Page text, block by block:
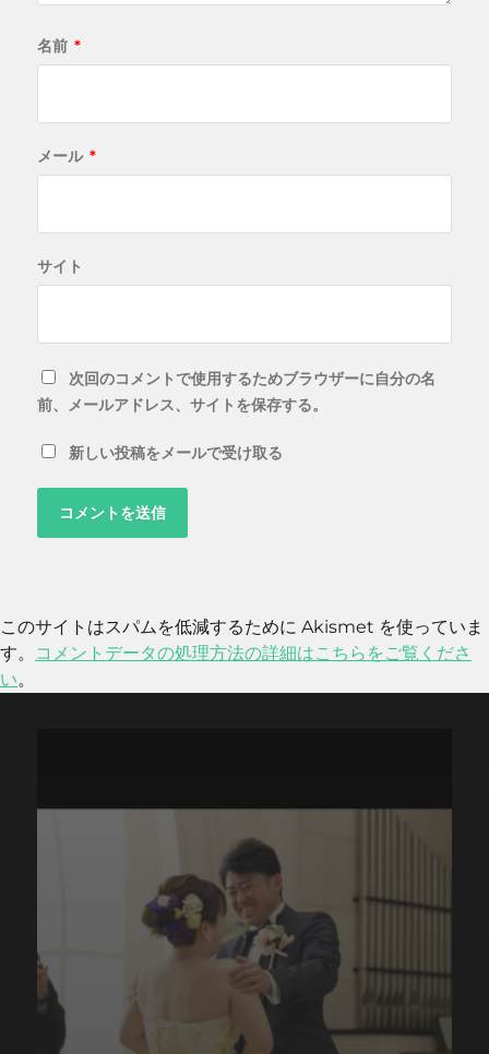
名前 *
メール *
サイト
次回のコメントで使用するためブラウザーに自分の名
前、メールアドレス、サイトを保存する。
新しい投稿をメールで受け取る
このサイトはスパムを低減するために Akismet を使っていま
す。
コメントデータの処理方法の詳細はこちらをご覧くださ
い。